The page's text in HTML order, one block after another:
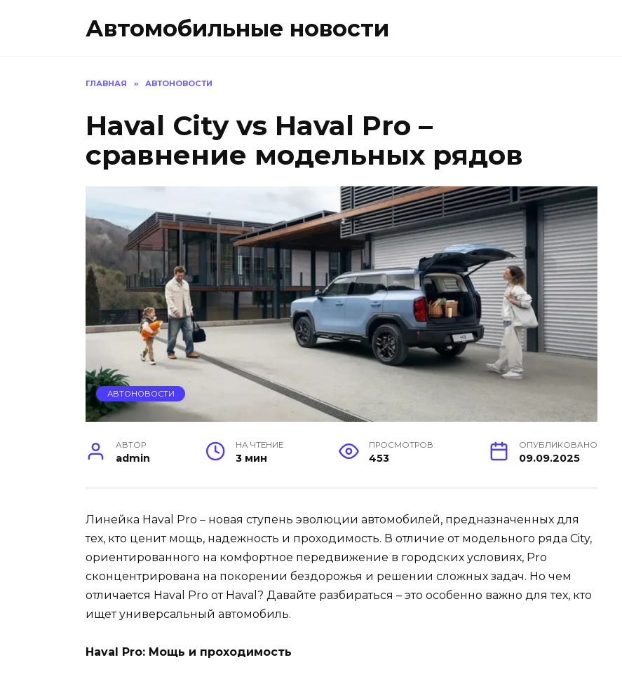
Автомобильные новости
ГЛАВНАЯ » АВТОНОВОСТИ
Haval City vs Haval Pro –
сравнение модельных рядов
АВТОНОВОСТИ
АВТОР
admin
НА ЧТЕНИЕ
3 мин
ПРОСМОТРОВ
453
ОПУБЛИКОВАНО
09.09.2025
Линейка Haval Pro – новая ступень эволюции автомобилей, предназначенных для
тех, кто ценит мощь, надежность и проходимость. В отличие от модельного ряда City,
ориентированного на комфортное передвижение в городских условиях, Pro
сконцентрирована на покорении бездорожья и решении сложных задач. Но чем
отличается Haval Pro от Haval? Давайте разбираться – это особенно важно для тех, кто
ищет универсальный автомобиль.
Haval Pro: Мощь и проходимость